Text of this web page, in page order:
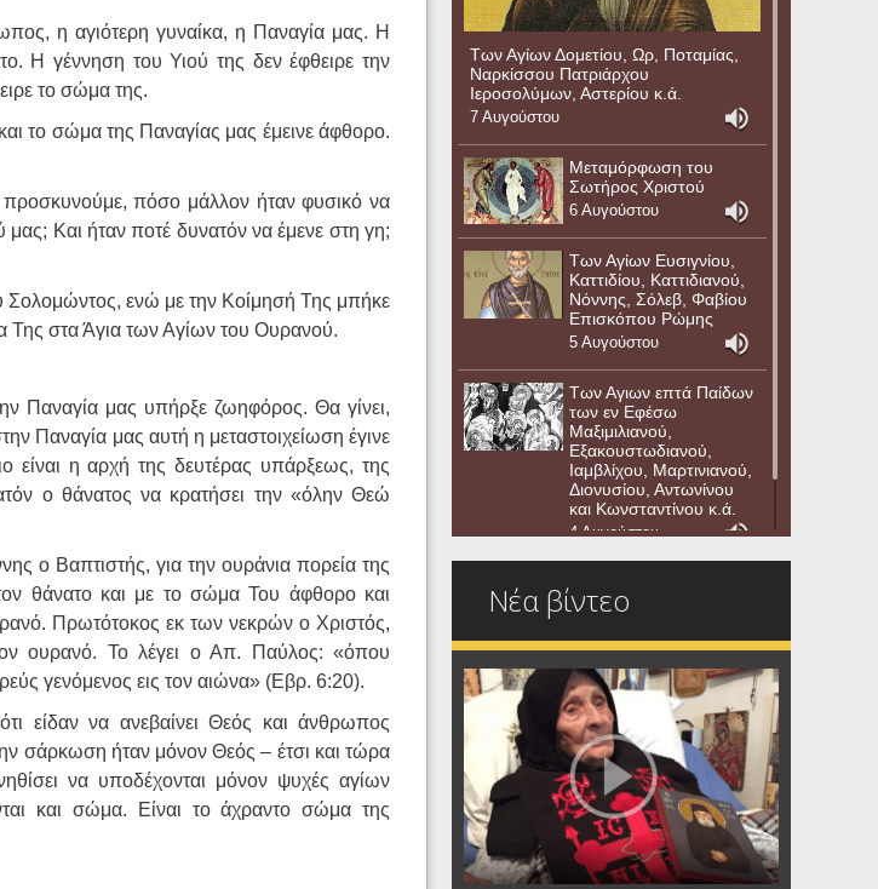
η αγιότερη γυναίκα, η Παναγία μας. Η
Η γέννηση του Υιού της δεν έφθειρε την
το σώμα της.
το σώμα της Παναγίας μας έμεινε άφθορο.
πόσο μάλλον ήταν φυσικό να
Και ήταν ποτέ δυνατόν να έμενε στη γη;
Σολομώντος, ενώ με την Κοίμησή Της μπήκε
Της στα Άγια των Αγίων του Ουρανού.
Παναγία μας υπήρξε ζωηφόρος. Θα γίνει,
Παναγία μας αυτή η μεταστοιχείωση έγινε
είναι η αρχή της δευτέρας υπάρξεως, της
ο θάνατος να κρατήσει την «όλην Θεώ
ο Βαπτιστής, για την ουράνια πορεία της
θάνατο και με το σώμα Του άφθορο και
Πρωτότοκος εκ των νεκρών ο Χριστός,
ουρανό. Το λέγει ο Απ. Παύλος: «όπου
γενόμενος εις τον αιώνα» (Εβρ. 6:20).
είδαν να ανεβαίνει Θεός και άνθρωπος
σάρκωση ήταν μόνον Θεός – έτσι και τώρα
να υποδέχονται μόνον ψυχές αγίων
και σώμα. Είναι το άχραντο σώμα της
Των Αγίων Δομετίου, Ωρ, Ποταμίας,
Ναρκίσσου Πατριάρχου
Ιεροσολύμων, Αστερίου κ.ά.
7 Αυγούστου
Μεταμόρφωση του
Σωτήρος Χριστού
6 Αυγούστου
Των Αγίων Ευσιγνίου,
Καττιδίου, Καττιδιανού,
Νόννης, Σόλεβ, Φαβίου
Επισκόπου Ρώμης
5 Αυγούστου
Των Αγιων επτά Παίδων
των εν Εφέσω
Μαξιμιλιανού,
Εξακουστωδιανού,
Ιαμβλίχου, Μαρτινιανού,
Διονυσίου, Αντωνίνου
και Κωνσταντίνου κ.ά.
4 Αυγούστου
Νέα βίντεο